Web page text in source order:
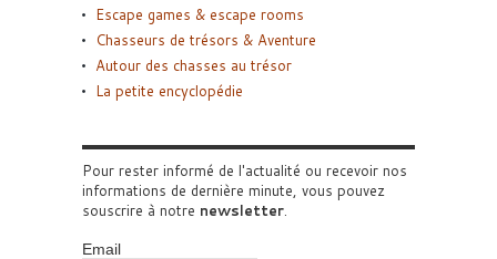
Escape games & escape rooms
Chasseurs de trésors & Aventure
Autour des chasses au trésor
La petite encyclopédie
Pour rester informé de l'actualité ou recevoir nos
informations de dernière minute, vous pouvez
souscrire à notre newsletter.
Email